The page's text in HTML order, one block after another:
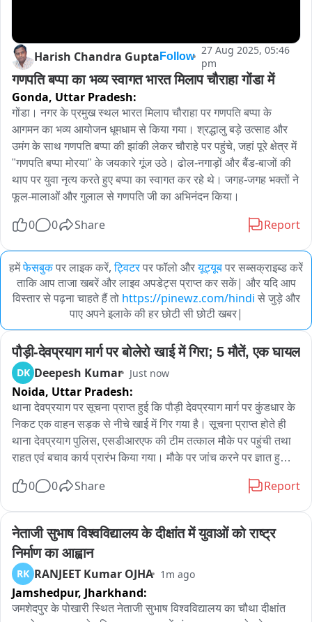
Harish Chandra Gupta Follow 27 Aug 2025, 05:46
pm
गणपति बप्पा का भव्य स्वागत भारत मिलाप चौराहा गोंडा में
Gonda, Uttar Pradesh:
गोंडा। नगर के प्रमुख स्थल भारत मिलाप चौराहा पर गणपति बप्पा के
आगमन का भव्य आयोजन धूमधाम से किया गया। श्रद्धालु बड़े उत्साह और
उमंग के साथ गणपति बप्पा की झांकी लेकर चौराहे पर पहुंचे, जहां पूरे क्षेत्र में
"गणपति बप्पा मोरया" के जयकारे गूंज उठे। ढोल-नगाड़ों और बैंड-बाजों की
थाप पर युवा नृत्य करते हुए बप्पा का स्वागत कर रहे थे। जगह-जगह भक्तों ने
फूल-मालाओं और गुलाल से गणपति जी का अभिनंदन किया।
0 0 Share Report
हमेंफेसबुकपर लाइक करें, ट्विटरपर फॉलो औरयूट्यूबपर सब्सक्राइब्ड करें
ताकि आप ताजा खबरें और लाइव अपडेट्स प्राप्त कर सकें| और यदि आप
विस्तार से पढ़ना चाहते हैं तो https://pinewz.com/hindi से जुड़े और
पाए अपने इलाके की हर छोटी सी छोटी खबर|
पौड़ी-देवप्रयाग मार्ग पर बोलेरो खाई में गिरा; 5 मौतें, एक घायल
DK Deepesh Kumar Just now
Noida, Uttar Pradesh:
थाना देवप्रयाग पर सूचना प्राप्त हुई कि पौड़ी देवप्रयाग मार्ग पर कुंडधार के
निकट एक वाहन सड़क से नीचे खाई में गिर गया है। सूचना प्राप्त होते ही
थाना देवप्रयाग पुलिस, एसडीआरएफ की टीम तत्काल मौके पर पहुंची तथा
राहत एवं बचाव कार्य प्रारंभ किया गया। मौके पर जांच करने पर ज्ञात हुआ
250 मीटर गहरी खाई में गिर गया था। वाहन में कुल 06 लोग सवार थे
रायपुर जीतपुर, थाना कोतवाली लक्सर, जनपद हरिद्वार का रेस्क्यू कर बेस
अस्पताल श्रीनगर भेजा गया है। मृतक 1. अफजाल पुत्र अकबर सूफी, उम्र
49 वर्ष 2.शब्बो पत्नी अफजाल उम्र 40 वर्ष 3 अन्नाविया पुत्री अफजाल,
उम्र 03 वर्ष 4.शादाब पुत्र अफजल उम्र 14 वर्ष 5. गुफरान पुत्र अकबर
उम्र 34 वर्ष सभी निवासी रायपुर जीतपुर, थाना कोतवाली लक्सर, जनपद
हरिद्वार पुलिस द्वारा मृतकों के शवों को खाई से निकालकर आवश्यक कार्यवाही
0 0 Share Report
नेताजी सुभाष विश्वविद्यालय के दीक्षांत में युवाओं को राष्ट्र
निर्माण का आह्वान
RK RANJEET Kumar OJHA 1m ago
Jamshedpur, Jharkhand:
जमशेदपुर के पोखारी स्थित नेताजी सुभाष विश्वविद्यालय का चौथा दीक्षांत